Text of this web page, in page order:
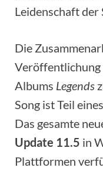
Leidenschaft der
Die
Veröffentlichung
Albums Legends
Song ist Teil
Das gesamte
Update 11.5 in
Plattformen